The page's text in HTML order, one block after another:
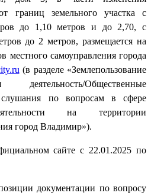
границ земельного участка с
до 1,10 метров и до 2,70, с
до 2 метров, размещается на
местного самоуправления города
(в разделе «Землепользование
Общественные
по вопросам в сфере
на территории
город Владимир»).
сайте с 22.01.2025 по
документации по вопросу